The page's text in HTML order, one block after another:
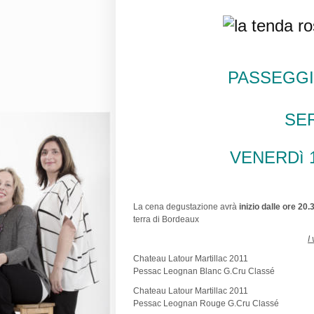
VENERDì
La cena degustazione avrà inizio dalle ore
terra di Bordeaux
I
Chateau Latour Martillac 2011
Pessac Leognan Blanc G.Cru Classé
Chateau Latour Martillac 2011
Pessac Leognan Rouge G.Cru Classé